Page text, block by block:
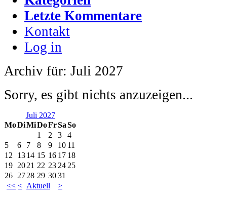
Letzte Kommentare
Kontakt
Log in
Archiv für: Juli 2027
Sorry, es gibt nichts anzuzeigen...
Juli 2027
MoDiMiDoFrSaSo
<< < Aktuell >
1 2 3
4
5
6 7 8 9 10 11
12
1314 15 16 17 18
19 2021 22 23 24 25
26 2728 29 3031